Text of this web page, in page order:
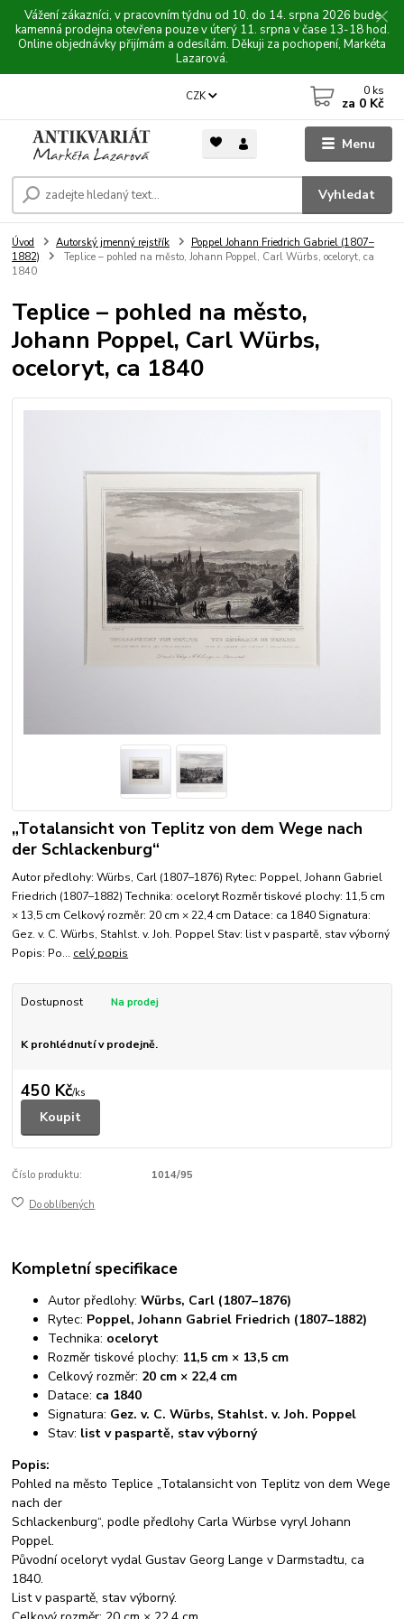
Vážení zákazníci, v pracovním týdnu od 10. do 14. srpna 2026 bude
kamenná prodejna otevřena pouze v úterý 11. srpna v čase 13-18 hod.
Online objednávky přijímám a odesílám. Děkuji za pochopení, Markéta
Lazarová.
Menu
CZK
Vyhledat
0 ks
za 0 Kč
Úvod Autorský jmenný rejstřík
Poppel Johann Friedrich Gabriel (1807–
1882)
Teplice – pohled na město, Johann Poppel, Carl Würbs, oceloryt, ca
1840
Teplice – pohled na město,
Johann Poppel, Carl Würbs,
oceloryt, ca 1840
„Totalansicht von Teplitz von dem Wege nach
der Schlackenburg“
Autor předlohy: Würbs, Carl (1807–1876) Rytec: Poppel, Johann Gabriel
Friedrich (1807–1882) Technika: oceloryt Rozměr tiskové plochy: 11,5 cm
× 13,5 cm Celkový rozměr: 20 cm × 22,4 cm Datace: ca 1840 Signatura:
Gez. v. C. Würbs, Stahlst. v. Joh. Poppel Stav: list v paspartě, stav výborný
Popis: Po... celý popis
Dostupnost
K prohlédnutí v prodejně.
450 Kč/ks
Koupit
Číslo produktu: 1014/95
Do oblíbených
Kompletní specifikace
Autor předlohy:Würbs, Carl (1807–1876)
Rytec: Poppel, Johann Gabriel Friedrich (1807–1882)
Technika: oceloryt
Rozměr tiskové plochy: 11,5 cm × 13,5 cm
Celkový rozměr: 20 cm × 22,4 cm
Datace: ca 1840
Signatura: Gez. v. C. Würbs, Stahlst. v. Joh. Poppel
Stav: list v paspartě, stav výborný
Popis:
Pohled na město Teplice „Totalansicht von Teplitz von dem Wege
nach der
Schlackenburg“, podle předlohy Carla Würbse vyryl Johann
Poppel.
Původní oceloryt vydal Gustav Georg Lange v Darmstadtu, ca
1840.
List v paspartě, stav výborný.